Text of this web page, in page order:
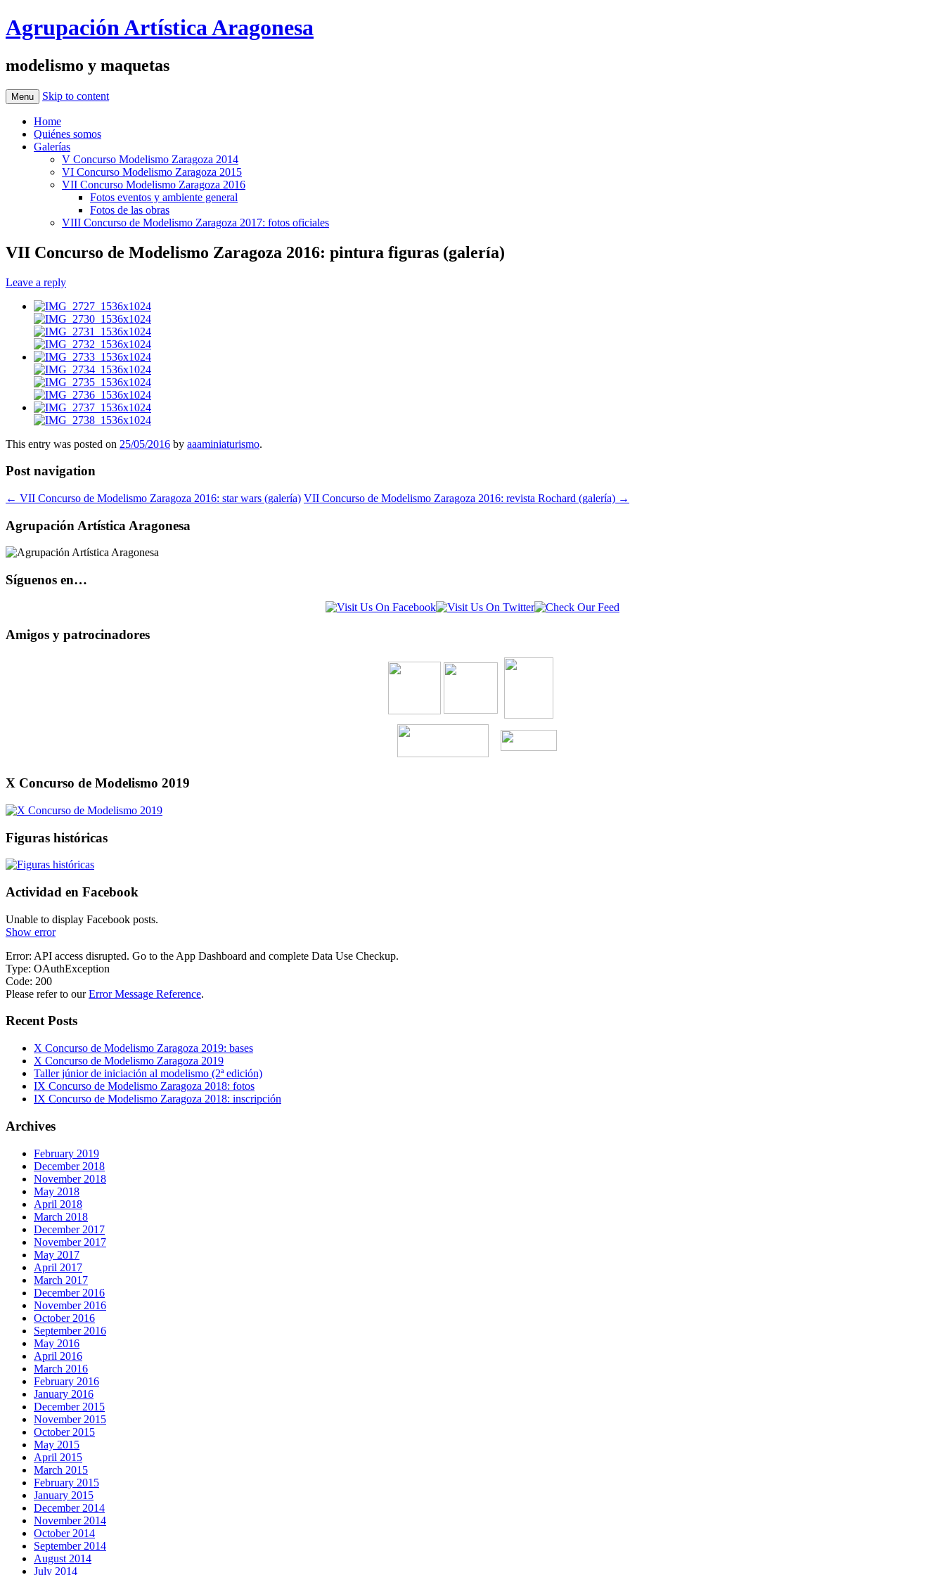
Agrupación Artística Aragonesa
modelismo y maquetas
Menu Skip to content
Home
Quiénes somos
Galerías
V Concurso Modelismo Zaragoza 2014
VI Concurso Modelismo Zaragoza 2015
VII Concurso Modelismo Zaragoza 2016
Fotos eventos y ambiente general
Fotos de las obras
VIII Concurso de Modelismo Zaragoza 2017: fotos oficiales
VII Concurso de Modelismo Zaragoza 2016: pintura figuras (galería)
Leave a reply
This entry was posted on 25/05/2016 by aaaminiaturismo.
Post navigation
← VII Concurso de Modelismo Zaragoza 2016: star wars (galería) VII Concurso de Modelismo Zaragoza 2016: revista Rochard (galería) →
Agrupación Artística Aragonesa
Síguenos en…
Amigos y patrocinadores
X Concurso de Modelismo 2019
Figuras históricas
Actividad en Facebook
Unable to display Facebook posts.
Show error
Error: API access disrupted. Go to the App Dashboard and complete Data Use Checkup.
Type: OAuthException
Code: 200
Please refer to ourError Message Reference.
Recent Posts
X Concurso de Modelismo Zaragoza 2019: bases
X Concurso de Modelismo Zaragoza 2019
Taller júnior de iniciación al modelismo (2ª edición)
IX Concurso de Modelismo Zaragoza 2018: fotos
IX Concurso de Modelismo Zaragoza 2018: inscripción
Archives
February 2019
December 2018
November 2018
May 2018
April 2018
March 2018
December 2017
November 2017
May 2017
April 2017
March 2017
December 2016
November 2016
October 2016
September 2016
May 2016
April 2016
March 2016
February 2016
January 2016
December 2015
November 2015
October 2015
May 2015
April 2015
March 2015
February 2015
January 2015
December 2014
November 2014
October 2014
September 2014
August 2014
July 2014